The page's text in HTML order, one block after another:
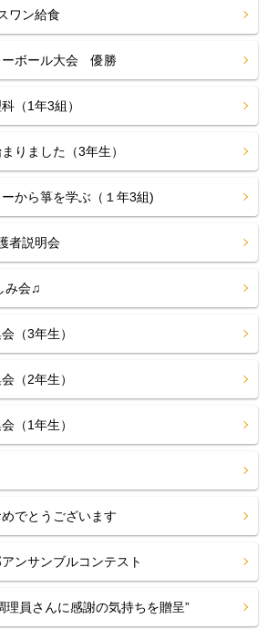
ワン給食
ーボール大会 優勝
（1年3組）
りました（3年生）
から箏を学ぶ（１年3組)
者説明会
み会♫
（3年生）
（2年生）
（1年生）
でとうございます
ンサンブルコンテスト
員さんに感謝の気持ちを贈呈”